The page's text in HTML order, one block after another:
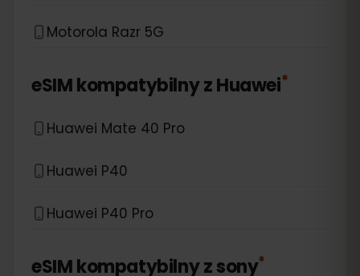
Motorola Razr 5G
eSIM kompatybilny zHuawei*
Huawei Mate 40 Pro
Huawei P40
Huawei P40 Pro
eSIM kompatybilny zsony*